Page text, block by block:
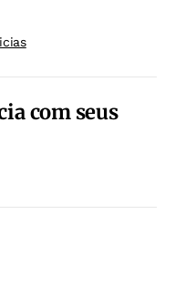
com seus